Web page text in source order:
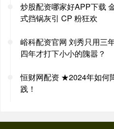
炒股配资哪家好APP下载
式挡锅灰引 CP 粉狂欢
峪科配资官网 刘秀只用三
四年才打下小小的隗嚣？
恒财网配资 ★2024年如何
践！